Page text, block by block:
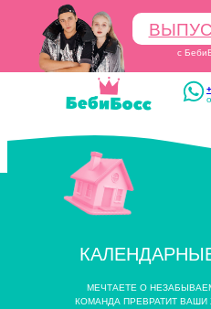
с
МЕЧТАЕТЕ О
КОМАНДА ПРЕВРАТИТ